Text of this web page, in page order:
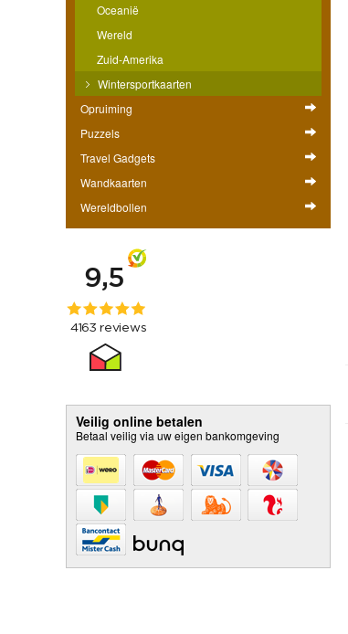
Oceanië
Wereld
Zuid-Amerika
Wintersportkaarten
Opruiming
Puzzels
Travel Gadgets
Wandkaarten
Wereldbollen
Veilig online betalen
Betaal veilig via uw eigen bankomgeving